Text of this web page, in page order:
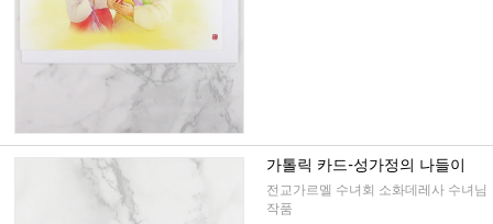
가톨릭 카드-성가정의 나들이
전교가르멜 수녀회 소화데레사 수녀님
작품